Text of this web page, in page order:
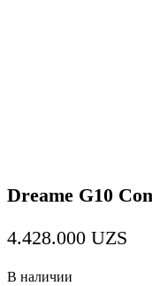
Dreame G10
4.428.000 UZS
В наличии